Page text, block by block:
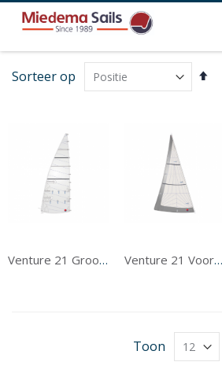
Sorteer op
Van
Venture 21 Grootzeil Venture 21 Voorzeil
Toon